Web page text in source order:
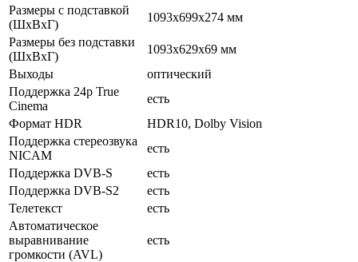
Размеры с подставкой
(ШxВxГ)
1093x699x274 мм
Размеры без подставки
(ШxВxГ)
1093x629x69 мм
Выходы
оптический
Поддержка 24p True
Cinema
есть
Формат HDR
HDR10, Dolby Vision
Поддержка стереозвука
NICAM
есть
Поддержка DVB-S
есть
Поддержка DVB-S2
есть
Телетекст
есть
Автоматическое
выравнивание
громкости (AVL)
есть